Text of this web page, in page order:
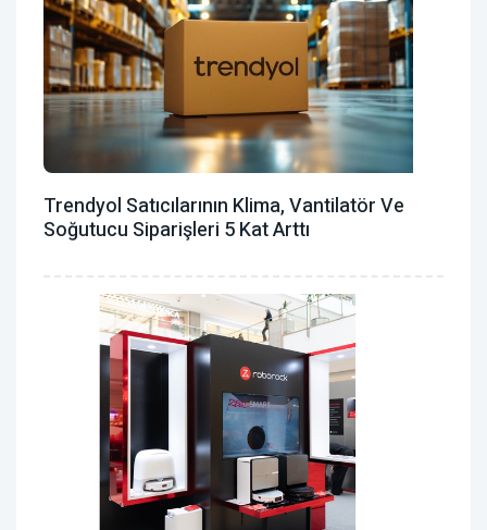
Trendyol Satıcılarının Klima, Vantilatör ‎ve
Soğutucu Siparişleri 5 Kat Arttı